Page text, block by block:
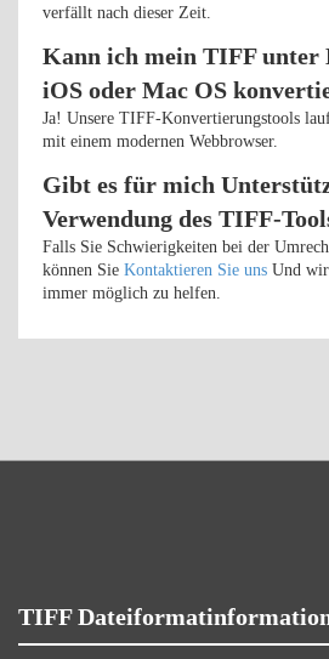
verfällt nach dieser Zeit.
Kann ich mein TIFF unter
iOS oder Mac OS
Ja! Unsere TIFF-Konvertierungstools
mit einem modernen Webbrowser.
Gibt es für mich
Verwendung des TIFF-
Falls Sie Schwierigkeiten bei der
können Sie Kontaktieren Sie uns Und wir
immer möglich zu helfen.
TIFF